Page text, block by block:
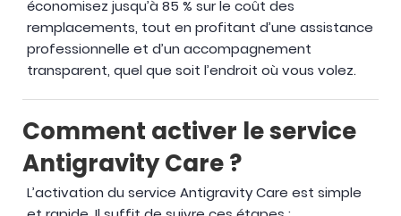
économisez jusqu’à 85 % sur le coût des
remplacements, tout en profitant d’une assistance
professionnelle et d’un accompagnement
transparent, quel que soit l’endroit où vous volez.
Comment activer le service
Antigravity Care ?
L’activation du service Antigravity Care est simple